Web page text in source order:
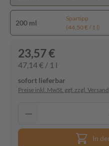
200 ml
Spartipp
(44,50 € / 1 l)
23,57 €
47,14 € / 1 l
sofort lieferbar
Preise inkl. MwSt. ggf. zzgl.
In